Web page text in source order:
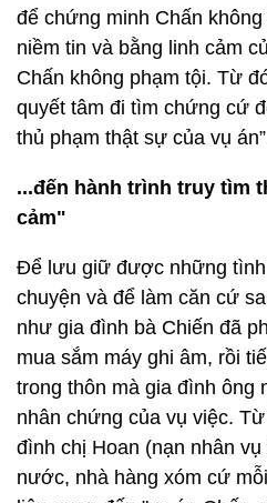
để chứng minh Chấn
niềm tin và bằng linh cảm
Chấn không phạm tội. Từ
quyết tâm đi tìm chứng cứ
thủ phạm thật sự của vụ
...đến hành trình truy tìm
cảm"
Để lưu giữ được những tình
chuyện và để làm căn cứ
như gia đình bà Chiến đã
mua sắm máy ghi âm, rồi
trong thôn mà gia đình ông
nhân chứng của vụ việc.
đình chị Hoan (nạn nhân
nước, nhà hàng xóm cứ